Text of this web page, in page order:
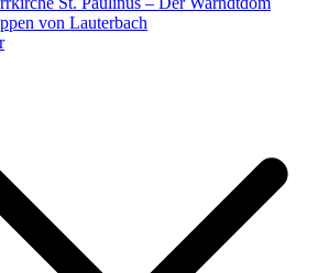
von Lauterbach